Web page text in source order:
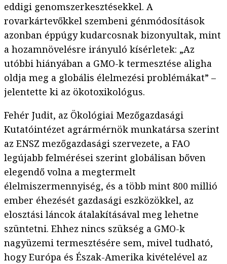
eddigi genomszerkesztésekkel. A
rovarkártevőkkel szembeni génmódosítások
azonban éppúgy kudarcosnak bizonyultak, mint
a hozamnövelésre irányuló kísérletek: „Az
utóbbi hiányában a GMO-k termesztése aligha
oldja meg a globális élelmezési problémákat” –
jelentette ki az ökotoxikológus.
Fehér Judit, az Ökológiai Mezőgazdasági
Kutatóintézet agrármérnök munkatársa szerint
az ENSZ mezőgazdasági szervezete, a FAO
legújabb felmérései szerint globálisan bőven
elegendő volna a megtermelt
élelmiszermennyiség, és a több mint 800 millió
ember éhezését gazdasági eszközökkel, az
elosztási láncok átalakításával meg lehetne
szüntetni. Ehhez nincs szükség a GMO-k
nagyüzemi termesztésére sem, mivel tudható,
hogy Európa és Észak-Amerika kivételével az